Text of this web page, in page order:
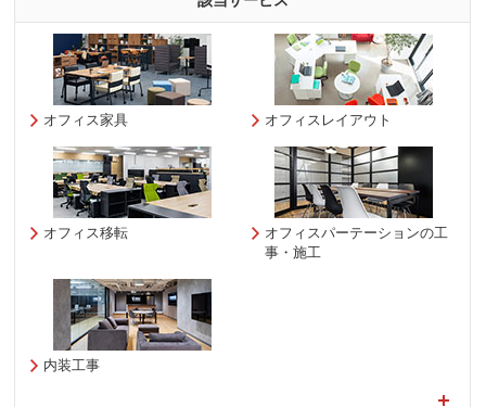
オフィス家具 オフィスレイアウト
オフィス移転
オフィスパーテーションの工
事・施工
内装工事